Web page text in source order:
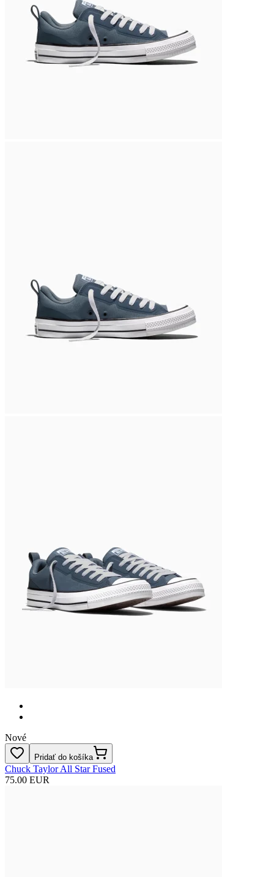
Nové
Pridať do košíka
Chuck Taylor All Star Fused
75.00 EUR